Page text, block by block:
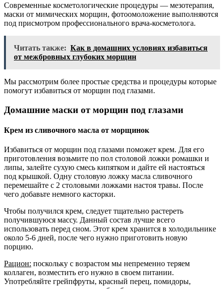
Современные косметологические процедуры — мезотерапия,
маски от мимических морщин, фотоомоложение выполняются
под присмотром профессионального врача-косметолога.
Читать также: Как в домашних условиях избавиться
от межбровных глубоких морщин
Мы рассмотрим более простые средства и процедуры которые
помогут избавиться от морщин под глазами.
Домашние маски от морщин под глазами
Крем из сливочного масла от морщинок
Избавиться от морщин под глазами поможет крем. Для его
приготовления возьмите по пол столовой ложки ромашки и
липы, залейте сухую смесь кипятком и дайте ей настояться
под крышкой. Одну столовую ложку масла сливочного
перемешайте с 2 столовыми ложками настоя травы. После
чего добавьте немного касторки.
Чтобы получился крем, следует тщательно растереть
получившуюся массу. Данный состав лучше всего
использовать перед сном. Этот крем хранится в холодильнике
около 5-6 дней, после чего нужно приготовить новую
порцию.
Рацион: поскольку с возрастом мы непременно теряем
коллаген, возместить его нужно в своем питании.
Употребляйте грейпфруты, красный перец, помидоры,